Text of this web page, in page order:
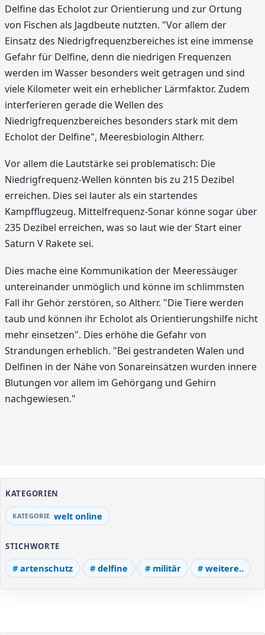
Delfine das Echolot zur Orientierung und zur Ortung
von Fischen als Jagdbeute nutzten. "Vor allem der
Einsatz des Niedrigfrequenzbereiches ist eine immense
Gefahr für Delfine, denn die niedrigen Frequenzen
werden im Wasser besonders weit getragen und sind
viele Kilometer weit ein erheblicher Lärmfaktor. Zudem
interferieren gerade die Wellen des
Niedrigfrequenzbereiches besonders stark mit dem
Echolot der Delfine", Meeresbiologin Altherr.
Vor allem die Lautstärke sei problematisch: Die
Niedrigfrequenz-Wellen könnten bis zu 215 Dezibel
erreichen. Dies sei lauter als ein startendes
Kampfflugzeug. Mittelfrequenz-Sonar könne sogar über
235 Dezibel erreichen, was so laut wie der Start einer
Saturn V Rakete sei.
Dies mache eine Kommunikation der Meeressäuger
untereinander unmöglich und könne im schlimmsten
Fall ihr Gehör zerstören, so Altherr. "Die Tiere werden
taub und können ihr Echolot als Orientierungshilfe nicht
mehr einsetzen". Dies erhöhe die Gefahr von
Strandungen erheblich. "Bei gestrandeten Walen und
Delfinen in der Nähe von Sonareinsätzen wurden innere
Blutungen vor allem im Gehörgang und Gehirn
nachgewiesen."
KATEGORIEN
welt online
STICHWORTE
artenschutz delfine militär weitere..